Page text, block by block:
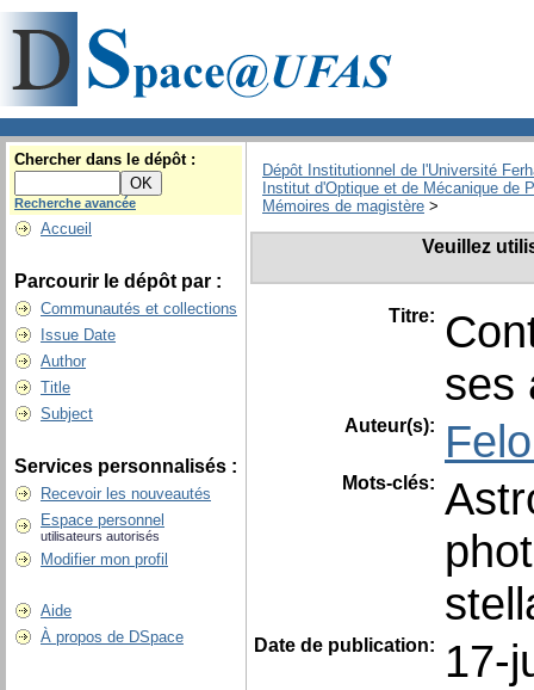
Chercher dans le dépôt :
Recherche avancée
Accueil
Parcourir le dépôt par :
Communautés et collections
Issue Date
Author
Title
Subject
Services personnalisés :
Recevoir les nouveautés
Espace personnel
utilisateurs autorisés
Modifier mon profil
Aide
À propos de DSpace
Dépôt Institutionnel de l'Université
Institut d'Optique et de Mécanique de
Mémoires de magistère >
Veuillez
Titre:
ses
Auteur(s):
Mots-clés:
Date de publication: 17-